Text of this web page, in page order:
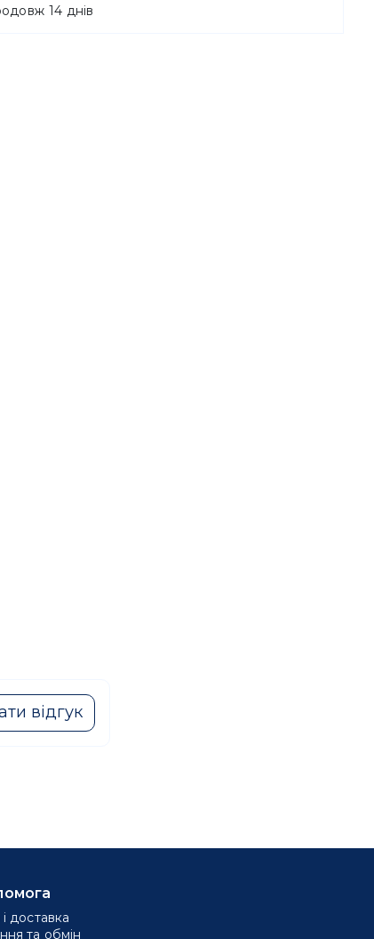
14 днів
відгук
доставка
та обмін